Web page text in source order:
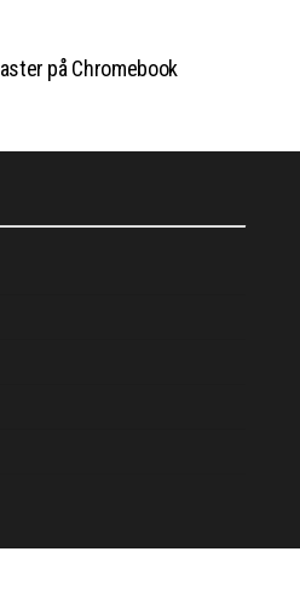
på Chromebook